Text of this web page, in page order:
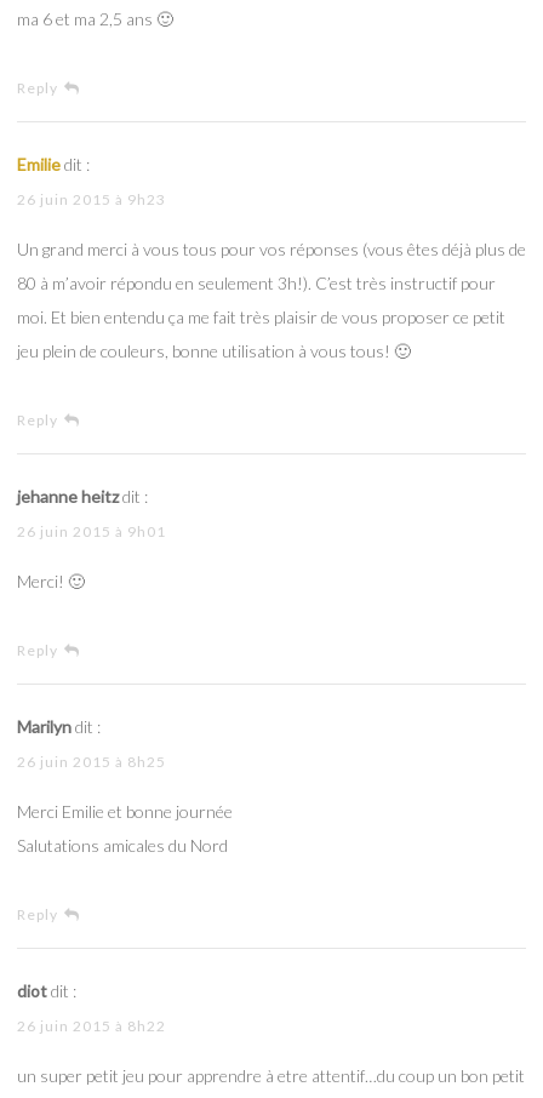
ma 6 et ma 2,5 ans 🙂
Reply
Emiliedit :
26 juin 2015 à 9h23
Un grand merci à vous tous pour vos réponses (vous êtes déjà plus de
80 à m’avoir répondu en seulement 3h!). C’est très instructif pour
moi. Et bien entendu ça me fait très plaisir de vous proposer ce petit
jeu plein de couleurs, bonne utilisation à vous tous! 🙂
Reply
jehanne heitzdit :
26 juin 2015 à 9h01
Merci! 🙂
Reply
Marilyndit :
26 juin 2015 à 8h25
Merci Emilie et bonne journée
Salutations amicales du Nord
Reply
diotdit :
26 juin 2015 à 8h22
un super petit jeu pour apprendre à etre attentif…du coup un bon petit